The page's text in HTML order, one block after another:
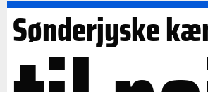
Sønderjyske